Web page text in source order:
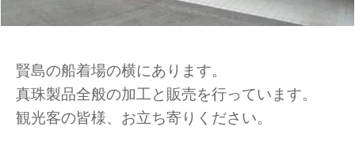
賢島の船着場の横にあります。
真珠製品全般の加工と販売を行っています。
観光客の皆様、お立ち寄りください。